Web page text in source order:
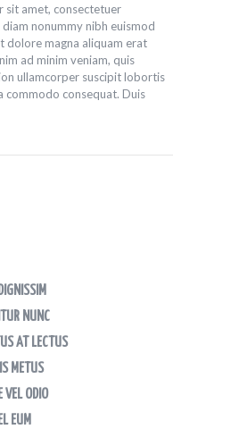
sit amet, consectetuer
nonummy nibh euismod
dolore magna aliquam erat
ad minim veniam, quis
ullamcorper suscipit lobortis
commodo consequat. Duis
NUNC
AT LECTUS
METUS
VEL ODIO
EUM